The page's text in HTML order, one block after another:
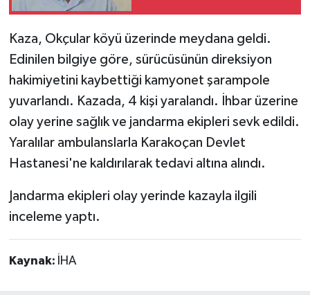
Kaza, Okçular köyü üzerinde meydana geldi.
Edinilen bilgiye göre, sürücüsünün direksiyon
hakimiyetini kaybettiği kamyonet şarampole
yuvarlandı. Kazada, 4 kişi yaralandı. İhbar üzerine
olay yerine sağlık ve jandarma ekipleri sevk edildi.
Yaralılar ambulanslarla Karakoçan Devlet
Hastanesi'ne kaldırılarak tedavi altına alındı.
Jandarma ekipleri olay yerinde kazayla ilgili
inceleme yaptı.
Kaynak: İHA